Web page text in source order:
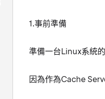
1.事前準備
準備一台Linux系統
因為作為Cache